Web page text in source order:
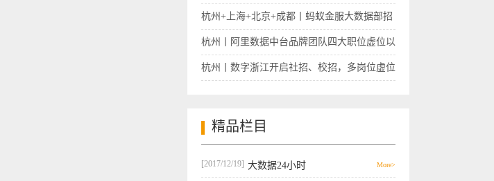
杭州+上海+北京+成都丨蚂蚁金服大数据部招
聘
杭州丨阿里数据中台品牌团队四大职位虚位以
待
杭州丨数字浙江开启社招、校招，多岗位虚位
精品栏目
[2017/12/19] 大数据24小时 More>